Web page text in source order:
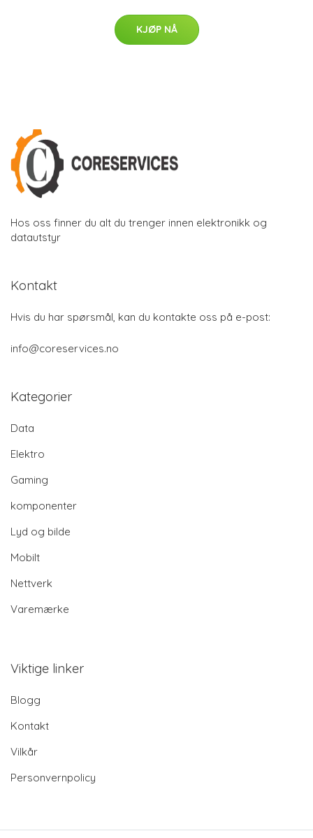
KJØP NÅ
Hos oss finner du alt du trenger innen elektronikk og
datautstyr
Kontakt
Hvis du har spørsmål, kan du kontakte oss på e-post:
info@coreservices.no
Kategorier
Data
Elektro
Gaming
komponenter
Lyd og bilde
Mobilt
Nettverk
Varemærke
Viktige linker
Blogg
Kontakt
Vilkår
Personvernpolicy